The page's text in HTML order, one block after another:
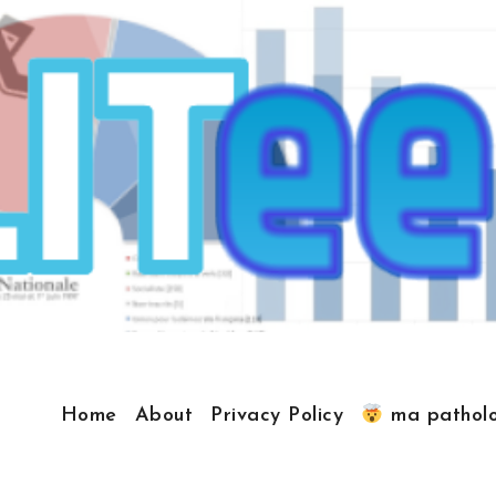
Home About Privacy Policy ma